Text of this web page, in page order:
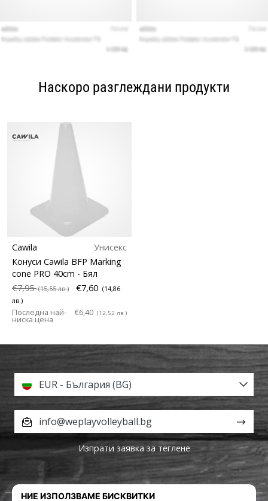
Наскоро разглеждани продукти
Cawila
Унисекс
Конуси Cawila BFP Marking
cone PRO 40cm - Бял
€7,95(15,55 лв.) €7,60 (14,86
лв.)
Последна най-
ниска цена
€6,40 (12,52 лв.)
EUR - България (BG)
info@weplayvolleyball.bg
Изпрати заявка за теглене